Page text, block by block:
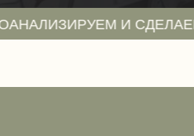
И СДЕЛАЕМ